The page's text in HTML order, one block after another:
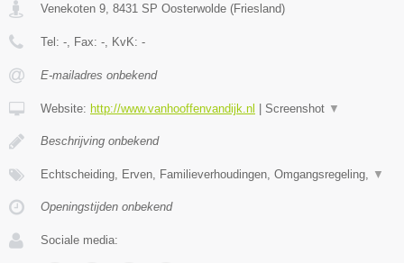
Venekoten 9 8431 SP Oosterwolde (Friesland)
Tel: - , Fax: - , KvK: -
E-mailadres onbekend
Website: http://www.vanhooffenvandijk.nl Screenshot ▼
Beschrijving onbekend
Echtscheiding, Erven, Familieverhoudingen, Omgangsregeling, ▼
Openingstijden onbekend
Sociale media: